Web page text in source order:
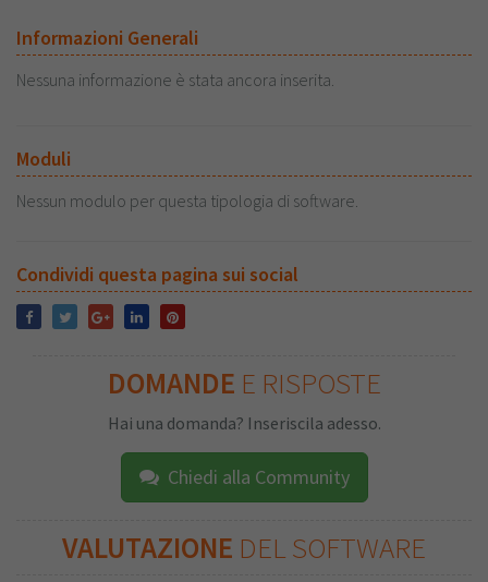
Informazioni Generali
Nessuna informazione è stata ancora inserita.
Moduli
Nessun modulo per questa tipologia di software.
Condividi questa pagina sui social
DOMANDE E RISPOSTE
Hai una domanda? Inseriscila adesso.
Chiedi alla Community
VALUTAZIONE DEL SOFTWARE